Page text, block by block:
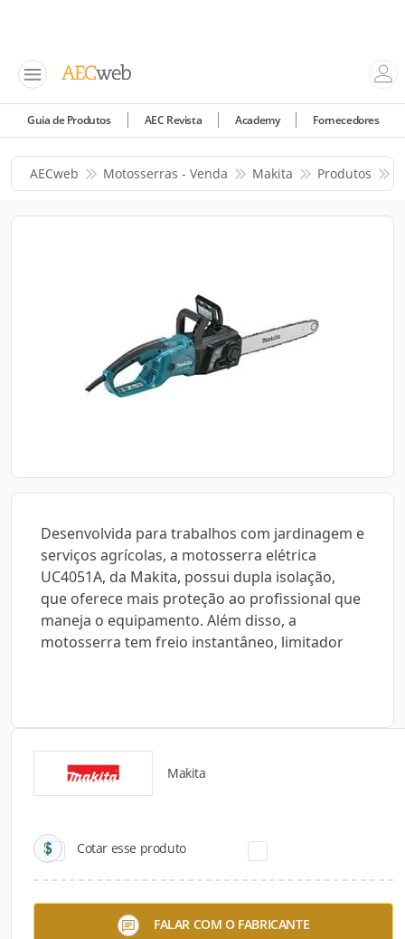
Guia de Produtos AEC Revista Academy Fornecedores
AECweb Motosserras - Venda Makita Produtos
Desenvolvida para trabalhos com jardinagem e
serviços agrícolas, a motosserra elétrica
UC4051A, da Makita, possui dupla isolação,
que oferece mais proteção ao profissional que
maneja o equipamento. Além disso, a
motosserra tem freio instantâneo, limitador
Makita
Cotar esse produto
FALAR COM O FABRICANTE
Catálogos para Download